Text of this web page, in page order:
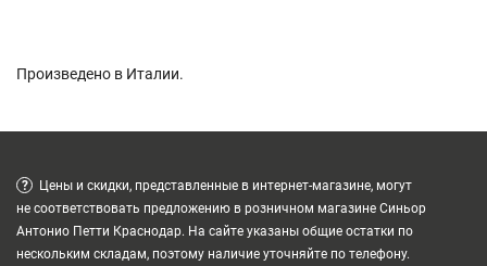
Произведено в Италии.
?
Цены и скидки, представленные в интернет-магазине, могут
не соответствовать предложению в розничном магазине Синьор
Антонио Петти Краснодар. На сайте указаны общие остатки по
нескольким складам, поэтому наличие уточняйте по телефону.